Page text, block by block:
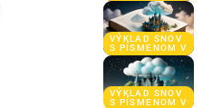
VÝKLAD SNOV
S PÍSMENOM V
VÝKLAD SNOV
S PÍSMENOM V